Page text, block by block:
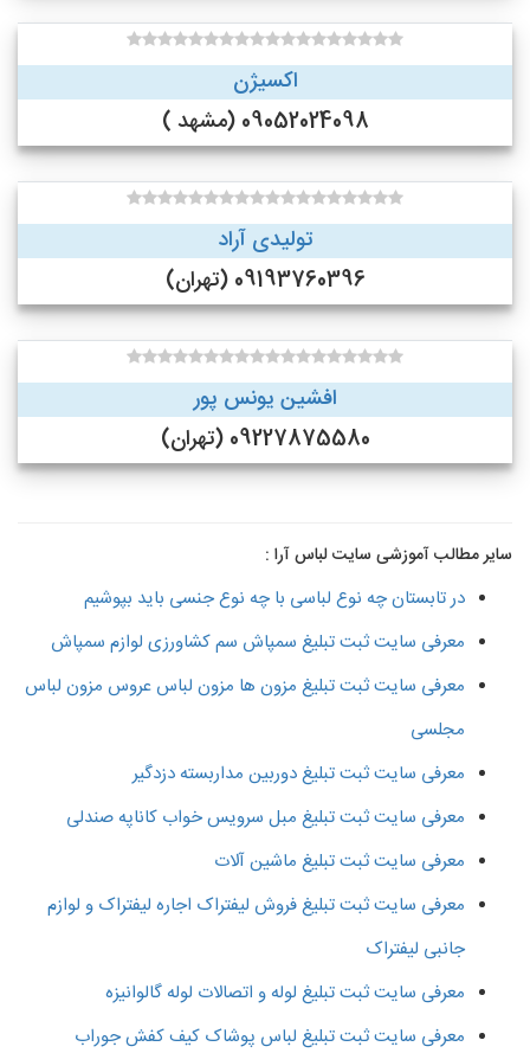
اکسیژن
09052024098 (مشهد )
تولیدی آراد
09193760396 (تهران)
افشین یونس پور
09227875580 (تهران)
سایر مطالب آموزشی سایت لباس آرا :
در تابستان چه نوع لباسی با چه نوع جنسی باید بپوشیم
معرفی سایت ثبت تبلیغ سمپاش سم کشاورزی لوازم سمپاش
معرفی سایت ثبت تبلیغ مزون ها مزون لباس عروس مزون لباس
مجلسی
معرفی سایت ثبت تبلیغ دوربین مداربسته دزدگیر
معرفی سایت ثبت تبلیغ مبل سرویس خواب کاناپه صندلی
معرفی سایت ثبت تبلیغ ماشین آلات
معرفی سایت ثبت تبلیغ فروش لیفتراک اجاره لیفتراک و لوازم
جانبی لیفتراک
معرفی سایت ثبت تبلیغ لوله و اتصالات لوله گالوانیزه
معرفی سایت ثبت تبلیغ لباس پوشاک کیف کفش جوراب